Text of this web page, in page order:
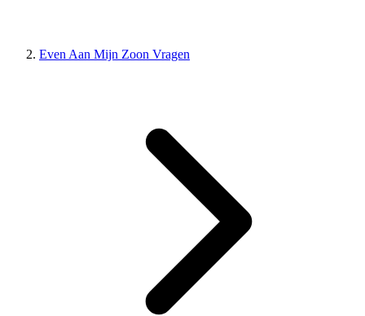
Even Aan Mijn Zoon Vragen